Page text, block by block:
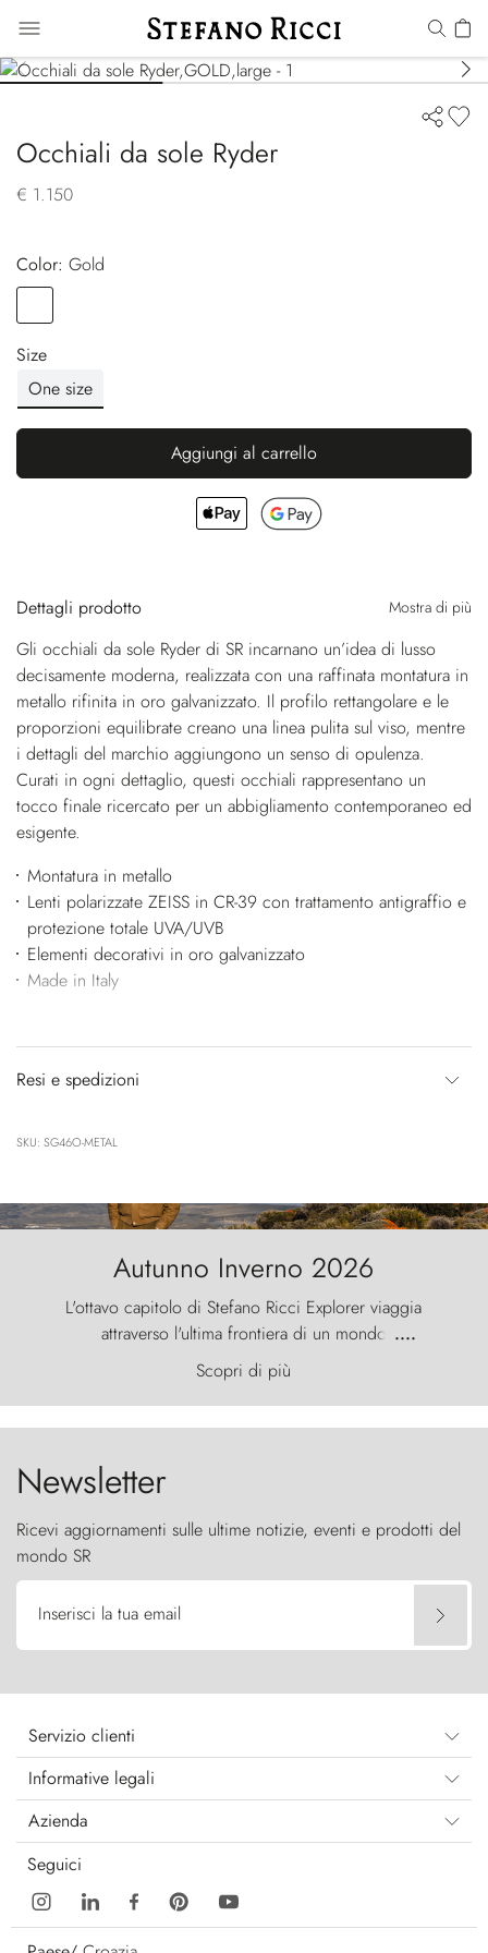
Occhiali da sole Ryder
€ 1.150
Color:
gold
Size
One size
Aggiungi al carrello
Dettagli prodotto Mostra di più
Gli occhiali da sole Ryder di SR incarnano un’idea di lusso
decisamente moderna, realizzata con una raffinata montatura in
metallo rifinita in oro galvanizzato. Il profilo rettangolare e le
proporzioni equilibrate creano una linea pulita sul viso, mentre
i dettagli del marchio aggiungono un senso di opulenza.
Curati in ogni dettaglio, questi occhiali rappresentano un
tocco finale ricercato per un abbigliamento contemporaneo ed
esigente.
Montatura in metallo
Lenti polarizzate ZEISS in CR-39 con trattamento antigraffio e
protezione totale UVA/UVB
Elementi decorativi in oro galvanizzato
Made in Italy
Resi e spedizioni
SKU: SG46O-METAL
Autunno Inverno 2026
L'ottavo capitolo di Stefano Ricci Explorer viaggia
attraverso l'ultima frontiera di un mondo
primordiale, dove il vento scolpisce la natura con
furia ancestrale e le Torres del Paine sfidano il
cielo come sentinelle di pietra.
....
Scopri di più
Newsletter
Ricevi aggiornamenti sulle ultime notizie, eventi e prodotti del
mondo SR
Inserisci la tua email
Servizio clienti
Informative legali
Azienda
Seguici